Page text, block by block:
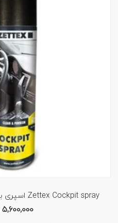
اسپری براق کننده داشبورد زتکس Zettex Cockpit spray
5,600,000